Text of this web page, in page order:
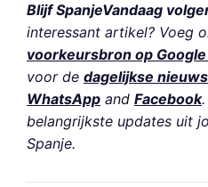
Blijf SpanjeVandaag
interessant artikel? Voeg
voorkeursbron op
voor de dagelijkse
WhatsApp and Facebook
belangrijkste updates uit
Spanje.